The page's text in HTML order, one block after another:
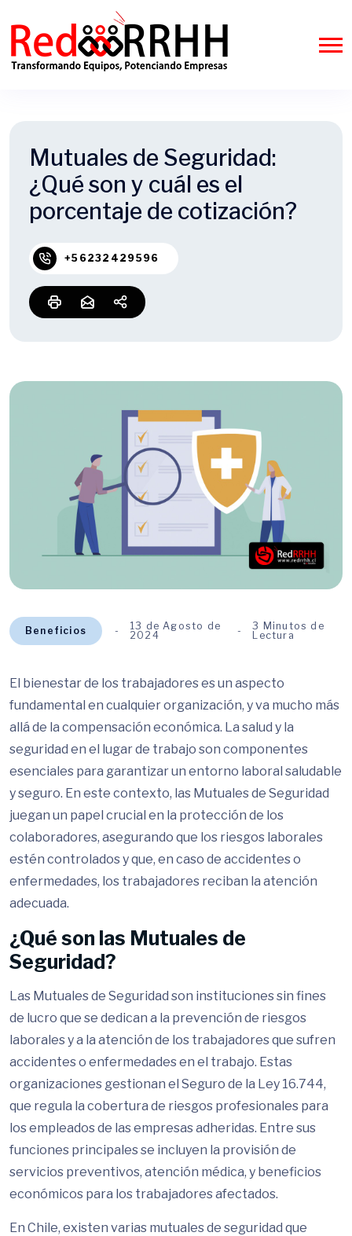
Mutuales de Seguridad:
¿Qué son y cuál es el
porcentaje de cotización?
+56232429596
Beneficios
13 de Agosto de
2024
3 Minutos de
Lectura
El bienestar de los trabajadores es un aspecto
fundamental en cualquier organización, y va mucho más
allá de la compensación económica. La salud y la
seguridad en el lugar de trabajo son componentes
esenciales para garantizar un entorno laboral saludable
y seguro. En este contexto, las Mutuales de Seguridad
juegan un papel crucial en la protección de los
colaboradores, asegurando que los riesgos laborales
estén controlados y que, en caso de accidentes o
enfermedades, los trabajadores reciban la atención
adecuada.
¿Qué son las Mutuales de
Seguridad?
Las Mutuales de Seguridad son instituciones sin fines
de lucro que se dedican a la prevención de riesgos
laborales y a la atención de los trabajadores que sufren
accidentes o enfermedades en el trabajo. Estas
organizaciones gestionan el Seguro de la Ley 16.744,
que regula la cobertura de riesgos profesionales para
los empleados de las empresas adheridas. Entre sus
funciones principales se incluyen la provisión de
servicios preventivos, atención médica, y beneficios
económicos para los trabajadores afectados.
En Chile, existen varias mutuales de seguridad que